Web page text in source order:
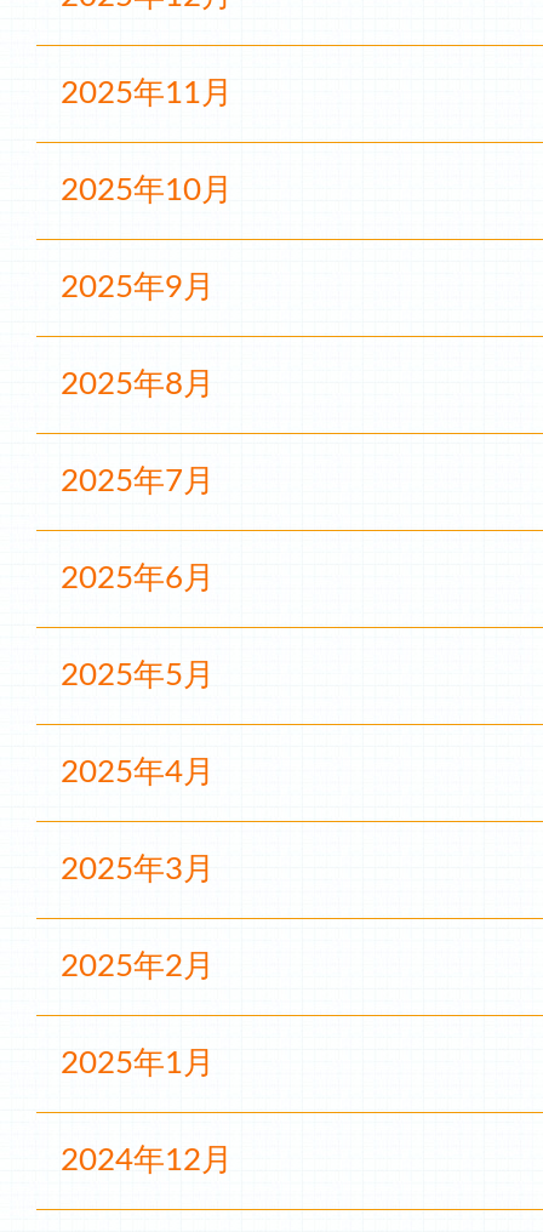
2025年11月
2025年10月
2025年9月
2025年8月
2025年7月
2025年6月
2025年5月
2025年4月
2025年3月
2025年2月
2025年1月
2024年12月